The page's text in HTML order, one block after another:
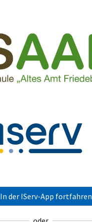
In der IServ-App fortfahren